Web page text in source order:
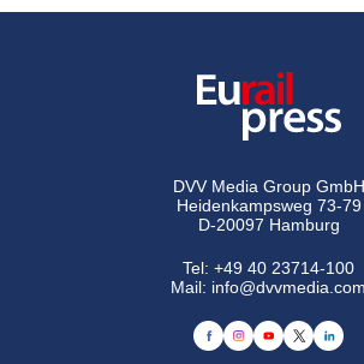
DVV Media Group GmbH
Heidenkampsweg 73-79
D-20097 Hamburg
Tel:+49 40 23714-100
Mail: info@dvvmedia.com